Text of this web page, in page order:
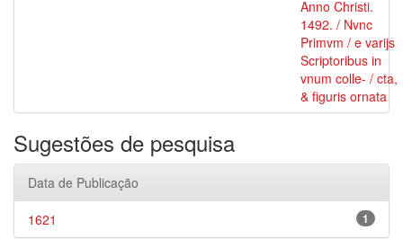
Anno Christi.
1492. / Nvnc
Primvm / e varijs
Scriptoribus in
vnum colle- / cta,
& figuris ornata
Sugestões de pesquisa
Data de Publicação
1
1621